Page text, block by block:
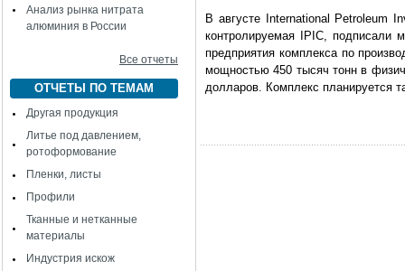
Анализ рынка нитрата
алюминия в России
Все отчеты
ОТЧЕТЫ ПО ТЕМАМ
Другая продукция
Литье под давлением,
ротоформование
Пленки, листы
Профили
Тканные и нетканные
материалы
Индустрия искож
В августе International Petroleum
контролируемая IPIC, подписали
предприятия комплекса по
мощностью 450 тысяч тонн в
долларов. Комплекс планируется